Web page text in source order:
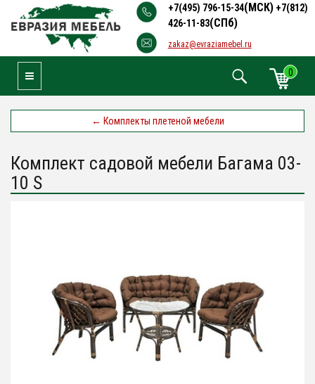
+7(495) 796-15-34(МСК) +7(812)
426-11-83(СПб)
zakaz@evraziamebel.ru
0
Toggle Navigation
← Комплекты плетеной мебели
Комплект садовой мебели Багама 03-
10 S